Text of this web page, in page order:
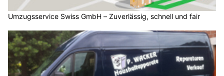
Umzugsservice Swiss GmbH – Zuverlässig, schnell und fair